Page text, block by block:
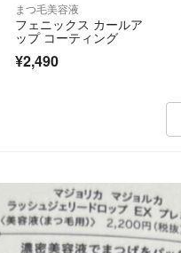
まつ毛美容液
フェニックス カールア
ップ コーティング
¥2,490